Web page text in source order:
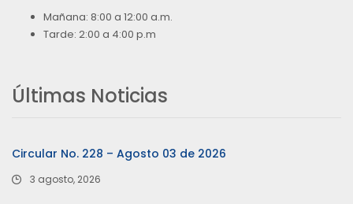
Mañana: 8:00 a 12:00 a.m.
Tarde: 2:00 a 4:00 p.m
Últimas Noticias
Circular No. 228 – Agosto 03 de 2026
3 agosto, 2026